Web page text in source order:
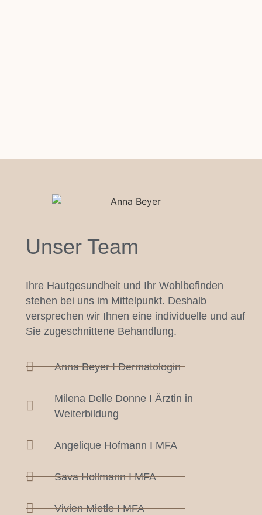
Unser Team
Ihre Hautgesundheit und Ihr Wohlbefinden
stehen bei uns im Mittelpunkt. Deshalb
versprechen wir Ihnen eine individuelle und auf
Sie zugeschnittene Behandlung.
Anna Beyer I Dermatologin
Milena Delle Donne I Ärztin in
Weiterbildung
Angelique Hofmann I MFA
Sava Hollmann I MFA
Vivien Mietle I MFA